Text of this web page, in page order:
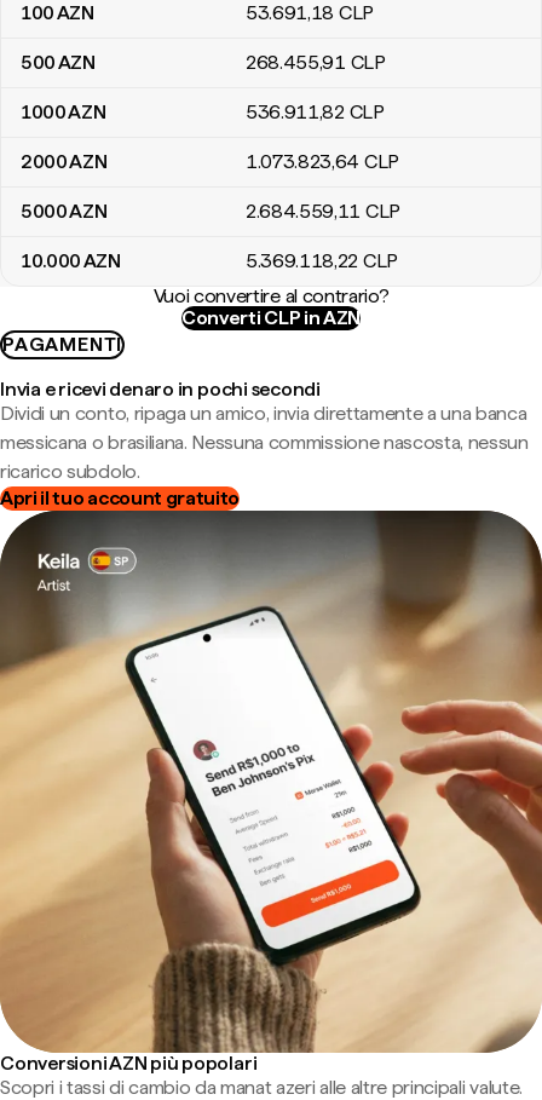
100AZN 53.691,18 CLP
500AZN 268.455,91 CLP
1000AZN 536.911,82 CLP
2000AZN 1.073.823,64 CLP
5000AZN 2.684.559,11 CLP
10.000AZN 5.369.118,22 CLP
Vuoi convertire al contrario?
Converti CLP in AZN
PAGAMENTI
Invia e ricevi denaro in pochi secondi
Dividi un conto, ripaga un amico, invia direttamente a una banca
messicana o brasiliana. Nessuna commissione nascosta, nessun
ricarico subdolo.
Apri il tuo account gratuito
Conversioni AZN più popolari
Scopri i tassi di cambio da manat azeri alle altre principali valute.